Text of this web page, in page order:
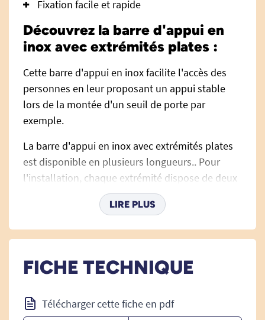
Fixation facile et rapide
Découvrez la barre d'appui en
inox avec extrémités plates :
Cette barre d'appui en inox facilite l'accès des
personnes en leur proposant un appui stable
lors de la montée d'un seuil de porte par
exemple.
La barre d'appui en inox avec extrémités plates
est disponible en plusieurs longueurs.. Pour
l'installation, chaque extrémité dispose de deux
points de fixation.
Attention, la visserie et éléments de fixation ne
Longueur de préhension : 30,5 ; 44,5 ou 61 cm
LIRE PLUS
FICHE TECHNIQUE
Télécharger cette fiche en pdf